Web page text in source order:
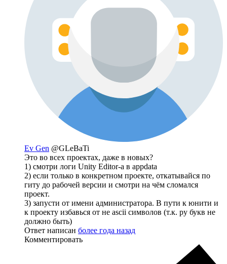
Ev Gen @GLeBaTi
Это во всех проектах, даже в новых?
1) смотри логи Unity Editor-а в appdata
2) если только в конкретном проекте, откатывайся по
гиту до рабочей версии и смотри на чём сломался
проект.
3) запусти от имени администратора. В пути к юнити и
к проекту избавься от не ascii символов (т.к. ру букв не
должно быть)
Ответ написан более года назад
Комментировать